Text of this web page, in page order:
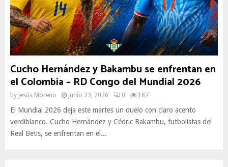
Cucho Hernández y Bakambu se enfrentan en
el Colombia – RD Congo del Mundial 2026
by Jesús Moreno junio 23, 2026 0 187
El Mundial 2026 deja este martes un duelo con claro acento
verdiblanco. Cucho Hernández y Cédric Bakambu, futbolistas del
Real Betis, se enfrentan en el...